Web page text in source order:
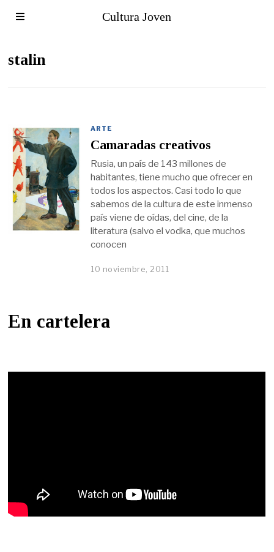
Cultura Joven
stalin
ARTE
Camaradas creativos
Rusia, un país de 143 millones de
habitantes, tiene mucho que ofrecer en
todos los aspectos. Casi todo lo que
sabemos de la cultura de este inmenso
país viene de oídas, del cine, de la
literatura (salvo el vodka, que muchos
conocen
10 noviembre, 2011
En cartelera